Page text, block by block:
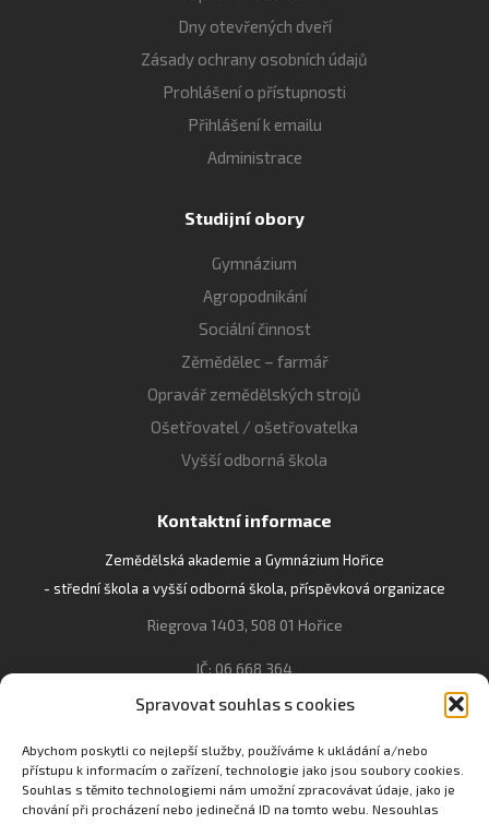
Spravovat souhlas s cookies
Abychom poskytli co nejlepší služby, používáme k ukládání a/nebo
přístupu k informacím o zařízení, technologie jako jsou soubory cookies.
Souhlas s těmito technologiemi nám umožní zpracovávat údaje, jako je
chování při procházení nebo jedinečná ID na tomto webu. Nesouhlas
Dny otevřených dveří
Zásady ochrany osobních údajů
Prohlášení o přístupnosti
Přihlášení k emailu
Administrace
Studijní obory
Gymnázium
Agropodnikání
Sociální činnost
Zěmědělec – farmář
Opravář zemědělských strojů
Ošetřovatel / ošetřovatelka
Vyšší odborná škola
Kontaktní informace
Zemědělská akademie a Gymnázium Hořice
- střední škola a vyšší odborná škola, příspěvková organizace
Riegrova 1403, 508 01 Hořice
IČ: 06 668 364
493 623 021, 493 623 022
info@gozhorice.cz
www.zaghorice.cz
Pověřenec pro ochranu osobních údajů: